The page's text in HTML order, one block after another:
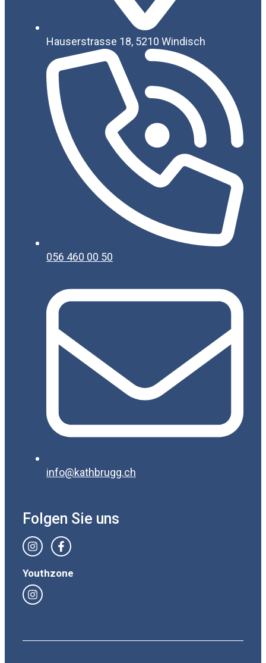
Hauserstrasse 18, 5210 Windisch
056 460 00 50
info@kathbrugg.ch
Folgen Sie uns
Youthzone